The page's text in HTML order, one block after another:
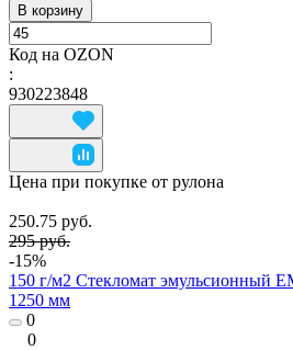
В корзину
Код на OZON
:
930223848
Цена при покупке от рулона
250.75 руб.
295 руб.
-15%
150 г/м2 Стекломат эмульсионный
1250 мм
0
0